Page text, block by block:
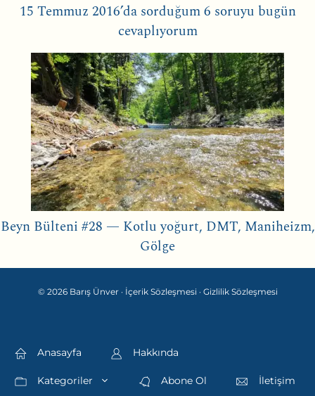
15 Temmuz 2016’da sorduğum 6 soruyu bugün
cevaplıyorum
Beyn Bülteni #28 — Kotlu yoğurt, DMT, Maniheizm,
Gölge
© 2026 Barış Ünver · İçerik Sözleşmesi · Gizlilik Sözleşmesi
Anasayfa Hakkında
Kategoriler Abone Ol İletişim